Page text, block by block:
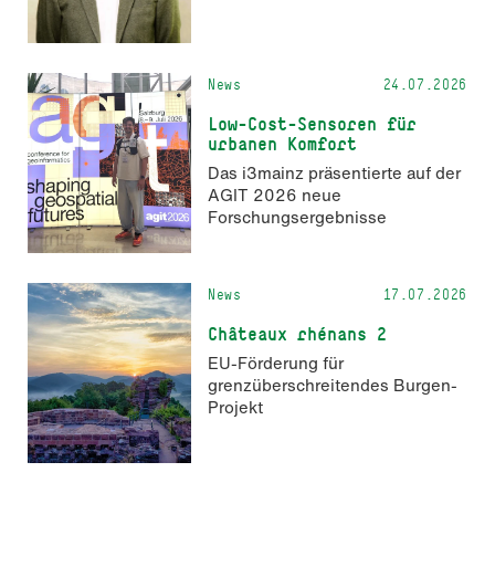
News 24.07.2026
Low-Cost-Sensoren für
urbanen Komfort
Das i3mainz präsentierte auf der
AGIT 2026 neue
Forschungsergebnisse
News 17.07.2026
Châteaux rhénans 2
EU-Förderung für
grenzüberschreitendes Burgen-
Projekt